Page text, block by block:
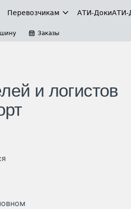
Перевозчикам АТИ-ДокиАТИ-
Заказы
и логистов